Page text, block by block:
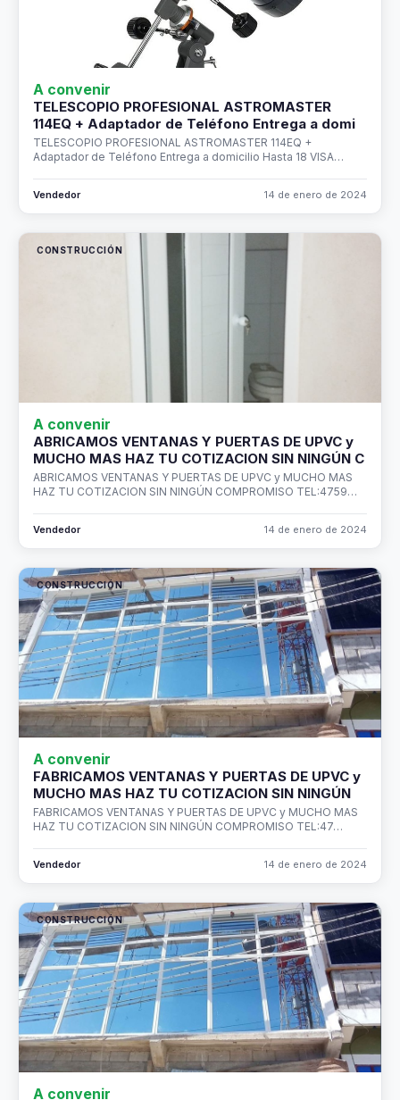
A convenir
TELESCOPIO PROFESIONAL ASTROMASTER
114EQ + Adaptador de Teléfono Entrega a domi
TELESCOPIO PROFESIONAL ASTROMASTER 114EQ +
Adaptador de Teléfono Entrega a domicilio Hasta 18 VISA…
Vendedor 14 de enero de 2024
CONSTRUCCIÓN
A convenir
ABRICAMOS VENTANAS Y PUERTAS DE UPVC y
MUCHO MAS HAZ TU COTIZACION SIN NINGÚN C
ABRICAMOS VENTANAS Y PUERTAS DE UPVC y MUCHO MAS
HAZ TU COTIZACION SIN NINGÚN COMPROMISO TEL:4759…
Vendedor 14 de enero de 2024
CONSTRUCCIÓN
A convenir
FABRICAMOS VENTANAS Y PUERTAS DE UPVC y
MUCHO MAS HAZ TU COTIZACION SIN NINGÚN
FABRICAMOS VENTANAS Y PUERTAS DE UPVC y MUCHO MAS
HAZ TU COTIZACION SIN NINGÚN COMPROMISO TEL:47…
Vendedor 14 de enero de 2024
CONSTRUCCIÓN
A convenir